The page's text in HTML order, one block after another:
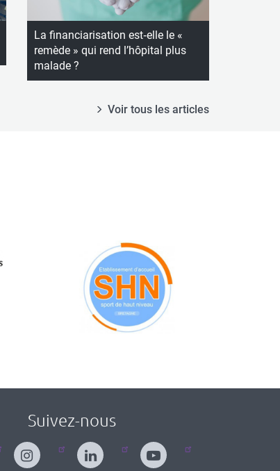
La financiarisation est‑elle le «
remède » qui rend l’hôpital plus
malade ?
Voir tous les articles
Suivez-nous